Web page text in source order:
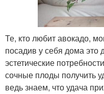
Те, кто любит авокадо,
посадив у себя дома это
эстетические
сочные плоды получить
ведь знаем, что удача